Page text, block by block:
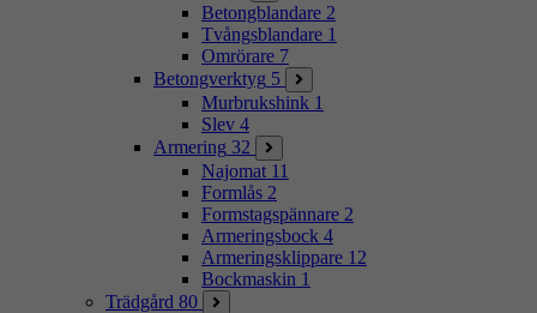
Betongblandare 2
Tvångsblandare 1
Omrörare 7
Betongverktyg 5
Murbrukshink 1
Slev 4
Armering 32
Najomat 11
Formlås 2
Formstagspännare 2
Armeringsbock 4
Armeringsklippare 12
Bockmaskin 1
Trädgård 80